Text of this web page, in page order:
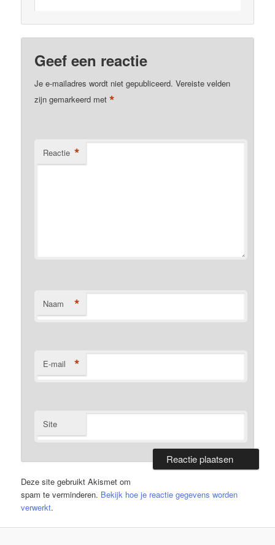
Geef een reactie
Je e-mailadres wordt niet gepubliceerd. Vereiste velden
zijn gemarkeerd met*
Reactie *
Naam *
E-mail *
Site
Deze site gebruikt Akismet om
spam te verminderen. Bekijk hoe je reactie gegevens worden
verwerkt.